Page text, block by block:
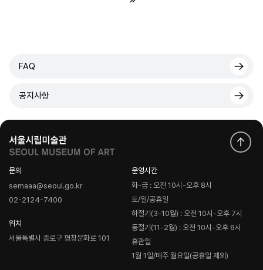
FAQ
공지사항
문의
semaaa@seoul.go.kr
02-2124-7400
위치
서울특별시 종로구 평창문화로 101
운영시간
화-금 : 오전 10시-오후 8시
토/일/공휴일
하절기(3-10월) : 오전 10시-오후 7시
동절기(11-2월) : 오전 10시-오후 6시
휴관일
1월 1일/매주 월요일(공휴일 제외)